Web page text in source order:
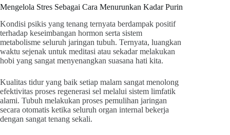
Mengelola Stres Sebagai Cara Menurunkan Kadar Purin
Kondisi psikis yang tenang ternyata berdampak positif
terhadap keseimbangan hormon serta sistem
metabolisme seluruh jaringan tubuh. Ternyata, luangkan
waktu sejenak untuk meditasi atau sekadar melakukan
hobi yang sangat menyenangkan suasana hati kita.
Kualitas tidur yang baik setiap malam sangat menolong
efektivitas proses regenerasi sel melalui sistem limfatik
alami. Tubuh melakukan proses pemulihan jaringan
secara otomatis ketika seluruh organ internal bekerja
dengan sangat tenang sekali.